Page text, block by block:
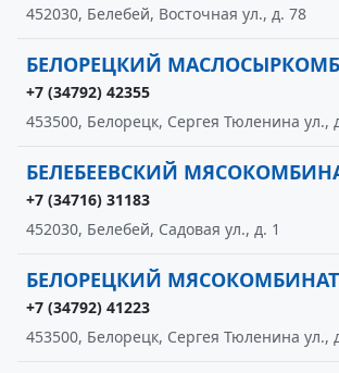
452030, Белебей, Восточная ул., д. 78
БЕЛОРЕЦКИЙ
+7 (34792) 42355
453500, Белорецк, Сергея Тюленина ул.,
БЕЛЕБЕЕВСКИЙ
+7 (34716) 31183
452030, Белебей, Садовая ул., д. 1
БЕЛОРЕЦКИЙ МЯСОКОМБИНАТ
+7 (34792) 41223
453500, Белорецк, Сергея Тюленина ул.,